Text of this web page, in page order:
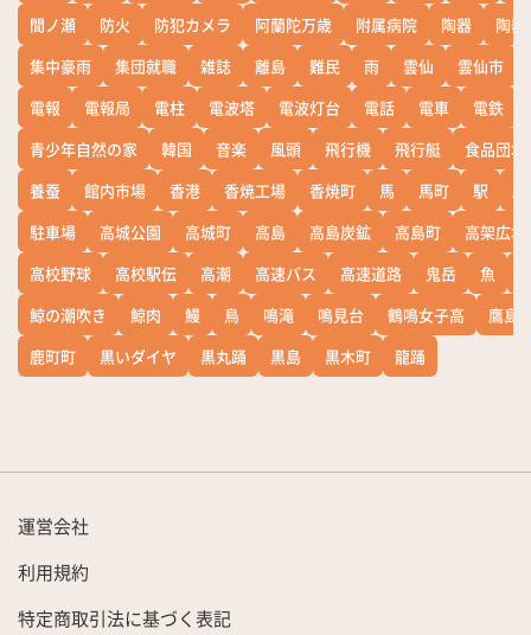
間ノ瀬
防火 防犯カメラ 阿蘭陀万歳 附属病院 陶器
陶器
集中豪雨
集団就職 雑誌 離島 難民 雨 雲仙 雲仙市
電報
電報局 電柱 電波塔 電波灯台 電話 電車 電鉄
青少年自然の家
韓国 音楽 風頭 飛行機 飛行艇
食品団地
養蚕
館内市場 香港 香焼工場 香焼町 馬 馬町 駅
駐車場
高城公園 高城町 高島 高島炭鉱 高島町
高架広場
高校野球
高校駅伝 高潮 高速バス 高速道路 鬼岳 魚
鯨の潮吹き
鯨肉 鰻 鳥 鳴滝 鳴見台 鶴鳴女子高
鷹島
鹿町町
黒いダイヤ 黒丸踊 黒島 黒木町 龍踊
運営会社
利用規約
特定商取引法に基づく表記